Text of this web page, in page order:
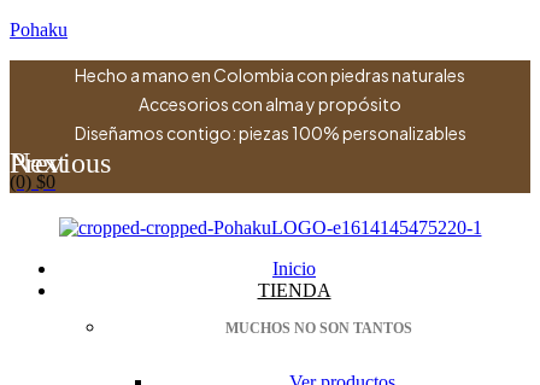
Pohaku
Hecho a mano en Colombia con piedras naturales
Accesorios con alma y propósito
Diseñamos contigo: piezas 100% personalizables
Previous
Next
(0) $0
Inicio
TIENDA
MUCHOS NO SON TANTOS